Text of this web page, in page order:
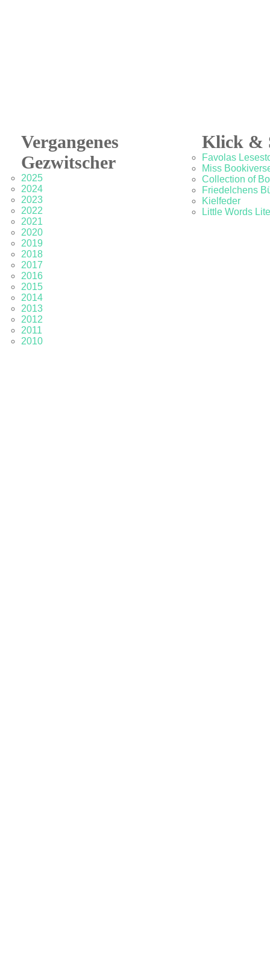
Vergangenes
Gezwitscher
2025
2024
2023
2022
2021
2020
2019
2018
2017
2016
2015
2014
2013
2012
2011
2010
Klick &
Favolas
Miss
Collection of
Friedelchens
Kielfeder
Little Words